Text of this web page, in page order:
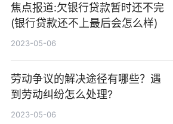
焦点报道:欠银行贷款暂时还不完
(银行贷款还不上最后会怎么样)
2023-05-06
劳动争议的解决途径有哪些？遇
到劳动纠纷怎么处理?
2023-05-06